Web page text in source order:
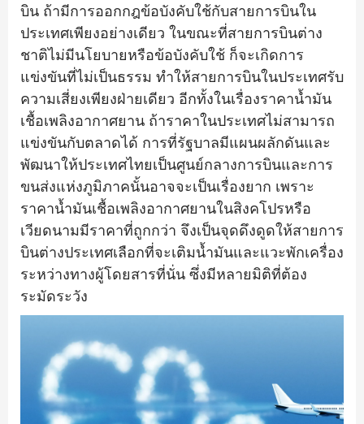
บิน ถ้ามีการออกกฎข้อบังคับใช้กับสายการบินใน
ประเทศเพียงอย่างเดียว ในขณะที่สายการบินต่าง
ชาติไม่มีนโยบายหรือข้อบังคับใช้ ก็จะเกิดการ
แข่งขันที่ไม่เป็นธรรม ทำให้สายการบินในประเทศรับ
ความเสี่ยงเพียงฝ่ายเดียว อีกทั้งในเรื่องราคาน้ำมัน
เชื้อเพลิงอากาศยาน ถ้าราคาในประเทศไม่สามารถ
แข่งขันกับตลาดได้ การที่รัฐบาลมีแผนผลักดันและ
พัฒนาให้ประเทศไทยเป็นศูนย์กลางการบินและการ
ขนส่งแห่งภูมิภาคนั้นอาจจะเป็นเรื่องยาก เพราะ
ราคาน้ำมันเชื้อเพลิงอากาศยานในสิงคโปรหรือ
เวียดนามมีราคาที่ถูกกว่า จึงเป็นจุดดึงดูดให้สายการ
บินต่างประเทศเลือกที่จะเติมน้ำมันและแวะพักเครื่อง
ระหว่างทางผู้โดยสารที่นั่น ซึ่งมีหลายมิติที่ต้อง
ระมัดระวัง